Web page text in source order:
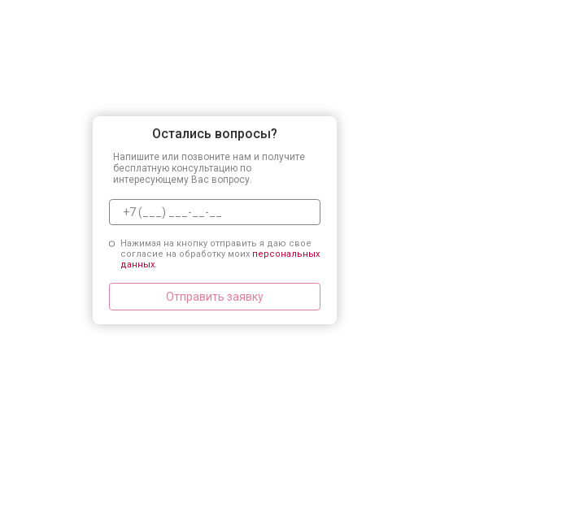
Остались вопросы?
Напишите или позвоните нам и получите
бесплатную консультацию по
интересующему Вас вопросу.
Нажимая на кнопку отправить я даю свое
согласие на обработку моих персональных
данных.
Отправить заявку